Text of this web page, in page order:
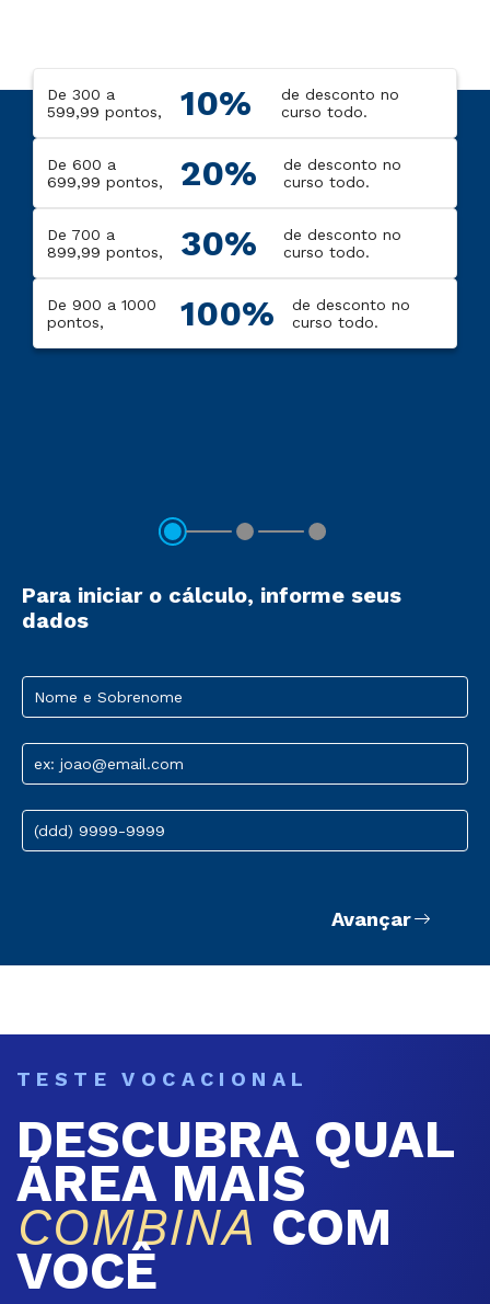
De 300 a
599,99 pontos,
10%
de desconto no
curso todo.
De 600 a
699,99 pontos,
20%
de desconto no
curso todo.
De 700 a
899,99 pontos,
30%
de desconto no
curso todo.
De 900 a 1000
pontos,
100%
de desconto no
curso todo.
Para iniciar o cálculo, informe seus
dados
Nome e Sobrenome
ex: joao@email.com
(ddd) 9999-9999
Avançar
TESTE VOCACIONAL
DESCUBRA QUAL
ÁREA MAIS
COMBINA COM
VOCÊ